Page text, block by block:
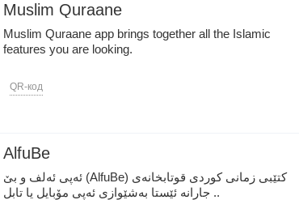
Muslim Quraane
Muslim Quraane app brings together all the Islamic
features you are looking.
QR-код
AlfuBe
ئه‌پی ئه‌لف و بێ (AlfuBe) كتێبی زمانی كوردی قوتابخانه‌ی
جارانه‌ ئێستا به‌شێوازی ئه‌پی مۆبایل یا تابل ..